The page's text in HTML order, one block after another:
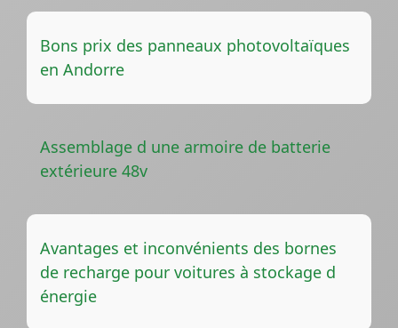
Bons prix des panneaux photovoltaïques
en Andorre
Assemblage d une armoire de batterie
extérieure 48v
Avantages et inconvénients des bornes
de recharge pour voitures à stockage d
énergie